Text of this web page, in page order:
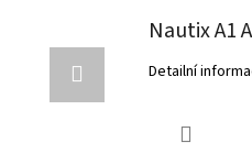
Nautix A1
Detailní